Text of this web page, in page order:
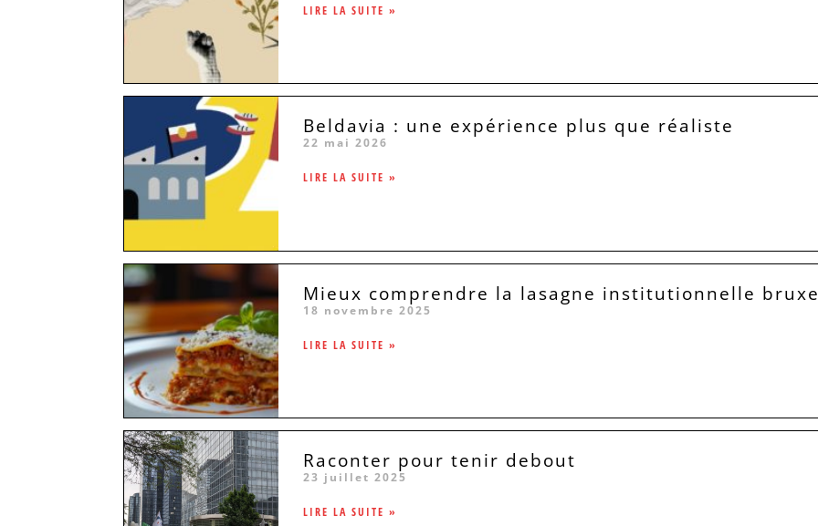
LIRE LA SUITE »
Beldavia : une expérience plus que réaliste
22 mai 2026
LIRE LA SUITE »
Mieux comprendre la lasagne institutionnelle
18 novembre 2025
LIRE LA SUITE »
Raconter pour tenir debout
23 juillet 2025
LIRE LA SUITE »